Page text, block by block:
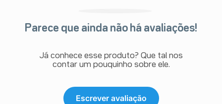
Parece que ainda não há avaliações!
Já conhece esse produto? Que tal nos
contar um pouquinho sobre ele.
Escrever avaliação